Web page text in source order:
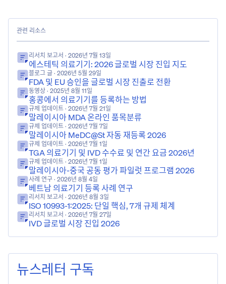
관련 리소스
리서치 보고서 · 2026년 7월 13일
에스테틱 의료기기: 2026 글로벌 시장 진입 지도
블로그 글 · 2026년 5월 29일
FDA 및 EU 승인을 글로벌 시장 진출로 전환
동영상 · 2025년 8월 11일
홍콩에서 의료기기를 등록하는 방법
규제 업데이트 · 2026년 7월 21일
말레이시아 MDA 온라인 품목분류
규제 업데이트 · 2026년 7월 7일
말레이시아 MeDC@St 자동 재등록 2026
규제 업데이트 · 2026년 7월 1일
TGA 의료기기 및 IVD 수수료 및 연간 요금 2026년
규제 업데이트 · 2026년 7월 1일
말레이시아-중국 공동 평가 파일럿 프로그램 2026
사례 연구 · 2026년 8월 4일
베트남 의료기기 등록 사례 연구
리서치 보고서 · 2026년 8월 3일
ISO 10993-1:2025: 단일 핵심, 7개 규제 체계
리서치 보고서 · 2026년 7월 27일
IVD 글로벌 시장 진입 2026
뉴스레터 구독